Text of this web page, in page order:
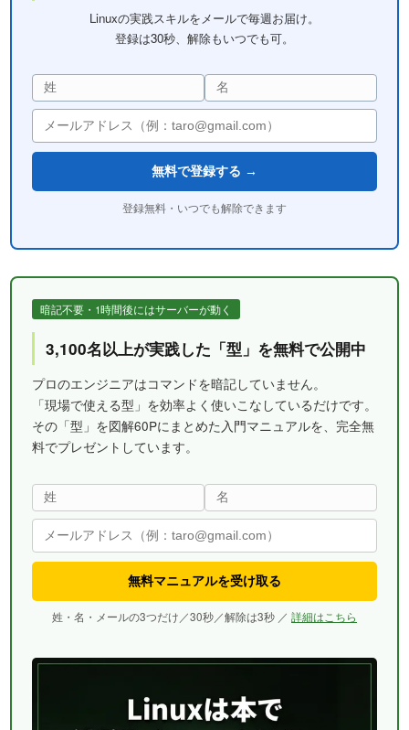
Linuxの実践スキルをメールで毎週お届け。
登録は30秒、解除もいつでも可。
無料で登録する →
登録無料・いつでも解除できます
暗記不要・1時間後にはサーバーが動く
3,100名以上が実践した「型」を無料で公開中
プロのエンジニアはコマンドを暗記していません。
「現場で使える型」を効率よく使いこなしているだけです。
その「型」を図解60Pにまとめた入門マニュアルを、完全無
料でプレゼントしています。
無料マニュアルを受け取る
姓・名・メールの3つだけ／30秒／解除は3秒 ／ 詳細はこちら